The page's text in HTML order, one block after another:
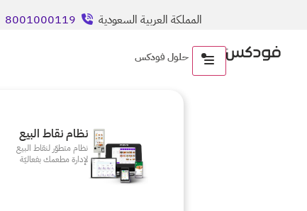
المملكة العربية السعودية 8001000119
حلول فودكس
نظام نقاط البيع
نظام متطوّر لنقاط البيع
لإدارة مطعمك بفعاليّة